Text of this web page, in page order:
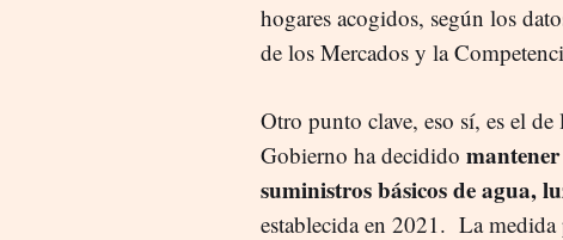
hogares acogidos, según los
de los Mercados y la
Otro punto clave, eso sí, es el
Gobierno ha decidido
suministros básicos de agua,
establecida en 2021. La medida